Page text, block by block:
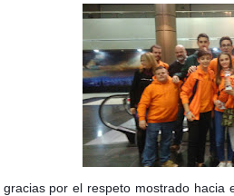
por el respeto mostrado